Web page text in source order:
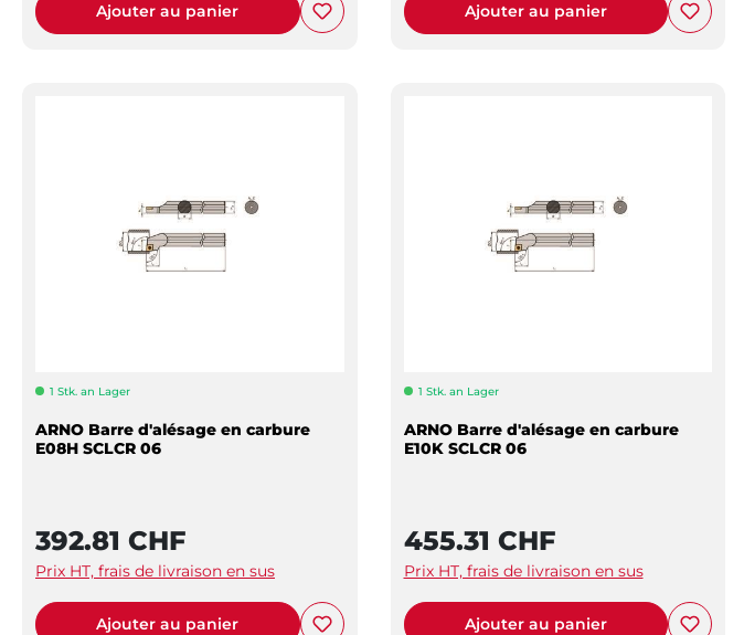
Ajouter au panier Ajouter au panier
1 Stk. an Lager
ARNO Barre d'alésage en carbure
E08H SCLCR 06
392.81 CHF
Prix HT, frais de livraison en sus
Ajouter au panier
1 Stk. an Lager
ARNO Barre d'alésage en carbure
E10K SCLCR 06
455.31 CHF
Prix HT, frais de livraison en sus
Ajouter au panier